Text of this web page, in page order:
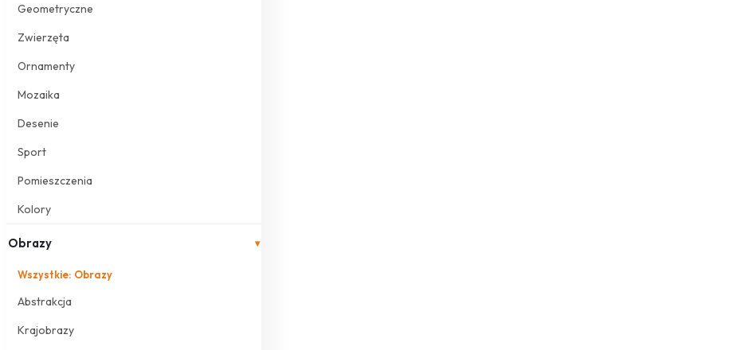
Geometryczne
Zwierzęta
Ornamenty
Mozaika
Desenie
Sport
Pomieszczenia
Kolory
Obrazy ▾
Wszystkie: Obrazy
Abstrakcja
Krajobrazy